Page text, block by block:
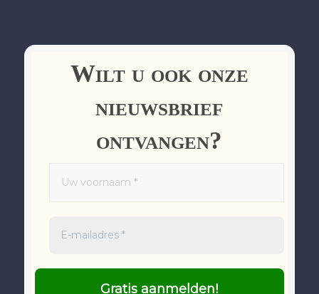
Wilt u ook onze
nieuwsbrief
ontvangen?